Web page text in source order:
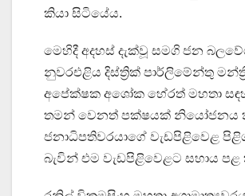
කියා සිටියේය.
මෙහිදී අදහස් දැක්වූ සමගි ජන
නුවරඑළිය දිස්ත්‍රික් පාර්ලිමේන්තු
අපේක්ෂක අශෝක හේරත් මහතා
තමන් වෙනත් පක්ෂයක් නියෝජනය
ජනාධිපතිවරයාගේ වැඩපිළිවෙළ
බැවින් එම වැඩපිළිවෙළට සහාය